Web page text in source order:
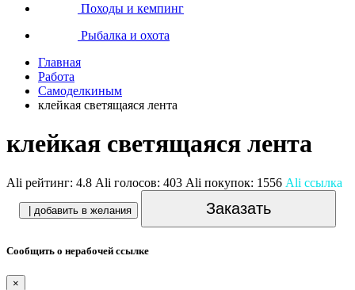
Походы и кемпинг
Рыбалка и охота
Главная
Работа
Самоделкиным
клейкая светящаяся лента
клейкая светящаяся лента
Ali рейтинг: 4.8 Ali голосов: 403 Ali покупок: 1556 Ali ссылка
| добавить в желания Заказать
Сообщить о нерабочей ссылке
×